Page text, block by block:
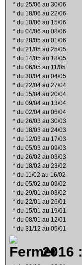
* du 25/06 au 30/06
* du 18/06 au 22/06
* du 10/06 au 15/06
* du 04/06 au 08/06
* du 28/05 au 01/06
* du 21/05 au 25/05
* du 14/05 au 18/05
* du 06/05 au 11/05
* du 30/04 au 04/05
* du 22/04 au 27/04
* du 15/04 au 20/04
* du 09/04 au 13/04
* du 02/04 au 06/04
* du 26/03 au 30/03
* du 18/03 au 24/03
* du 12/03 au 17/03
* du 05/03 au 09/03
* du 26/02 au 03/03
* du 18/02 au 23/02
* du 11/02 au 16/02
* du 05/02 au 09/02
* du 29/01 au 03/02
* du 22/01 au 26/01
* du 15/01 au 19/01
* du 08/01 au 12/01
* du 31/12 au 05/01
2016 :